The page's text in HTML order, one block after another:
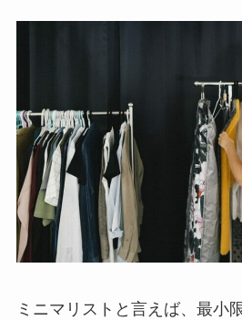
ミニマリストと言えば、最小